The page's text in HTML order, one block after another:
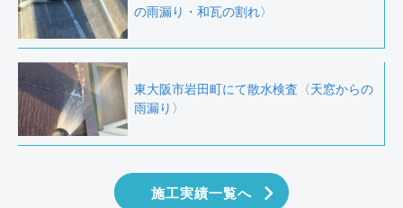
の雨漏り・和瓦の割れ〉
東大阪市岩田町にて散水検査〈天窓からの
雨漏り〉
施工実績一覧へ